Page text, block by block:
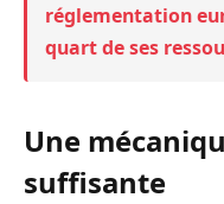
réglementation
quart de ses
Une
suffisante